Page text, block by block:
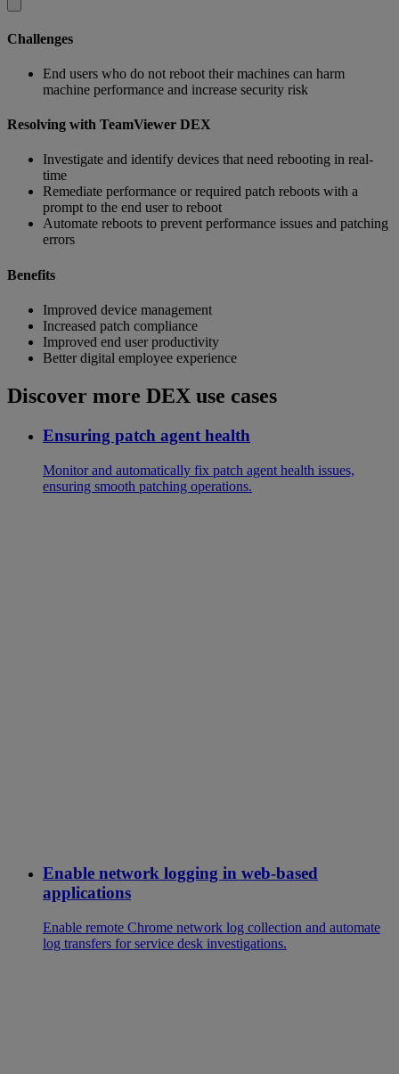
Challenges
End users who do not reboot their machines can harm
machine performance and increase security risk
Resolving with TeamViewer DEX
Investigate and identify devices that need rebooting in real-
time
Remediate performance or required patch reboots with a
prompt to the end user to reboot
Automate reboots to prevent performance issues and patching
errors
Benefits
Improved device management
Increased patch compliance
Improved end user productivity
Better digital employee experience
Discover more DEX use cases
Ensuring patch agent health
Monitor and automatically fix patch agent health issues,
ensuring smooth patching operations.
Enable network logging in web-based
applications
Enable remote Chrome network log collection and automate
log transfers for service desk investigations.